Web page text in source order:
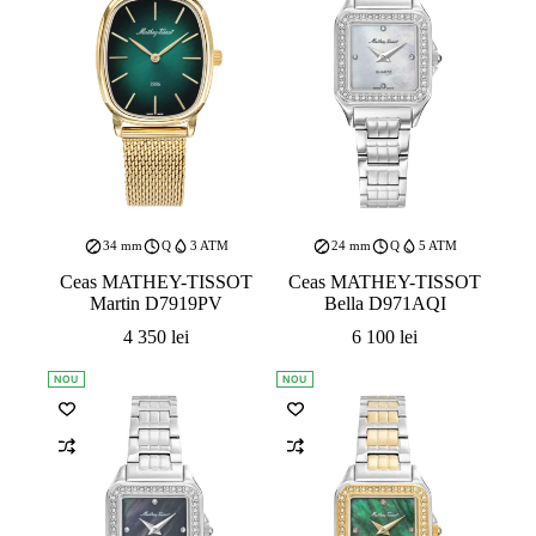
34 mm Q 3 ATM
Ceas MATHEY-TISSOT
Martin D7919PV
4 350lei
24 mm Q 5 ATM
Ceas MATHEY-TISSOT
Bella D971AQI
6 100lei
NOU NOU